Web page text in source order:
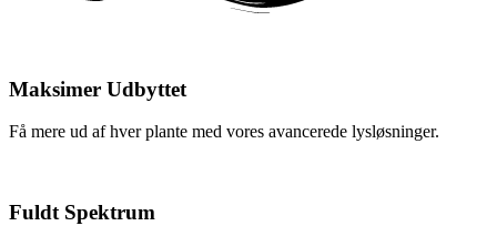
Maksimer Udbyttet
Få mere ud af hver plante med vores avancerede lysløsninger.
Fuldt Spektrum